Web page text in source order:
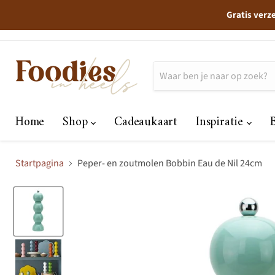
Gratis
Home Shop Cadeaukaart Inspiratie
Startpagina Peper- en zoutmolen Bobbin Eau de Nil 24cm